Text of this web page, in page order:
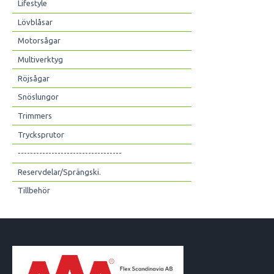
Lifestyle
Lövblåsar
Motorsågar
Multiverktyg
Röjsågar
Snöslungor
Trimmers
Trycksprutor
----------------------------------
Reservdelar/Sprängski.
Tillbehör